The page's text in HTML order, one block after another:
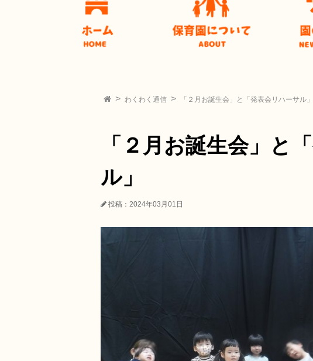
わくわく通信 「２月お誕生会」と「発表会リハーサル」
「２月お誕生会」と
ル」
投稿：2024年03月01日